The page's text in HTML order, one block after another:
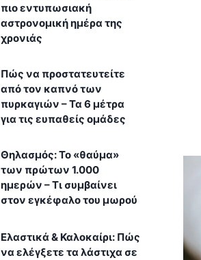
πιο εντυπωσιακή
αστρονομική ημέρα της
χρονιάς
Πώς να προστατευτείτε
από τον καπνό των
πυρκαγιών – Τα 6 μέτρα
για τις ευπαθείς ομάδες
Θηλασμός: Το «θαύμα»
των πρώτων 1.000
ημερών – Τι συμβαίνει
στον εγκέφαλο του μωρού
Ελαστικά & Καλοκαίρι: Πώς
να ελέγξετε τα λάστιχα σε